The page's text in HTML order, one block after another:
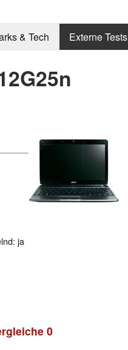
& Tech Externe Tests
ja
0